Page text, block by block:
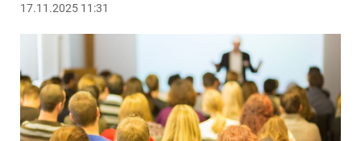
17.11.2025 11:31